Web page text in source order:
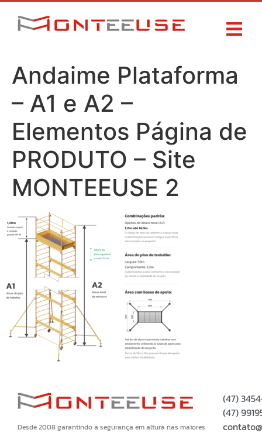
Andaime Plataforma
– A1 e A2 –
Elementos Página de
PRODUTO – Site
MONTEEUSE 2
Desde 2008 garantindo a segurança em altura nas maiores
(47)
(47)